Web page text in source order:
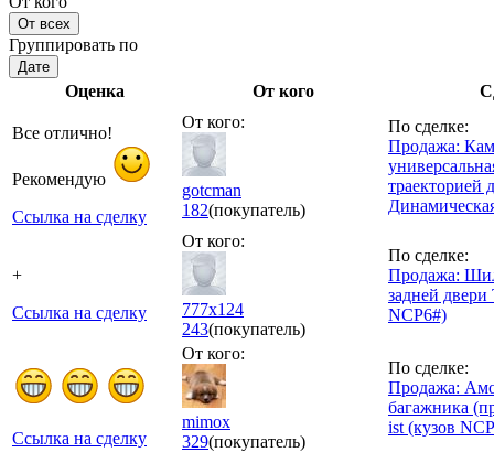
От всех
Группировать по
Дате
Оценка От кого
Все отлично!
Рекомендую
Ссылка на сделку
От кого:
gotcman
182(покупатель)
По сделке:
Продажа:
траекторией
+
Ссылка на сделку
От кого:
777x124
243(покупатель)
По сделке:
Продажа:
задней двери
NCP6#)
Ссылка на сделку
От кого:
mimox
329(покупатель)
По сделке:
Продажа:
багажника
ist (кузов